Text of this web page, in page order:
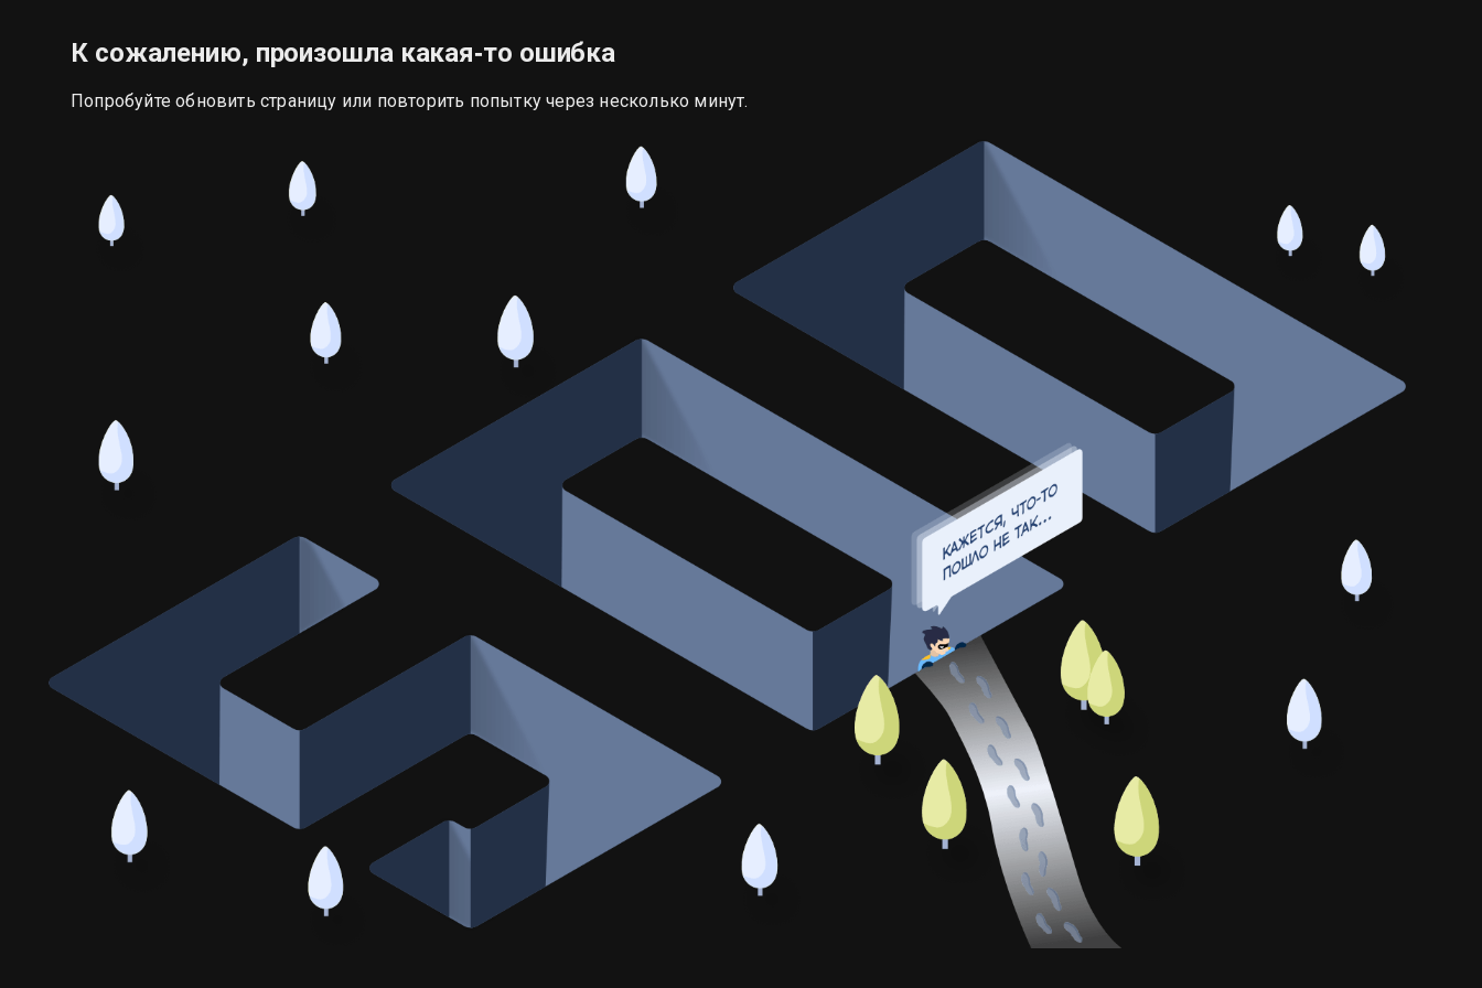
К сожалению, произошла какая‑то ошибка
Попробуйте обновить страницу или повторить попытку через несколько минут.